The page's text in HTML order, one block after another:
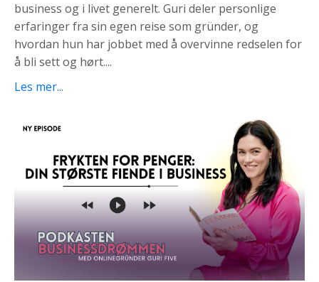
business og i livet generelt. Guri deler personlige
erfaringer fra sin egen reise som gründer, og
hvordan hun har jobbet med å overvinne redselen for
å bli sett og hørt....
Les mer...